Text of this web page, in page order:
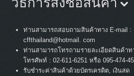
ท่านสามารถสอบถามสินค้าทาง E-mail :
cffthailand@hotmail. com
ท่านสามารถโทรถามรายละเอียดสินค้าท
โทรศัพท์ : 02-611-6251 หรือ 095-474-
รับชำระค่าสินค้าด้วยบัตรเครดิต, เงินสด